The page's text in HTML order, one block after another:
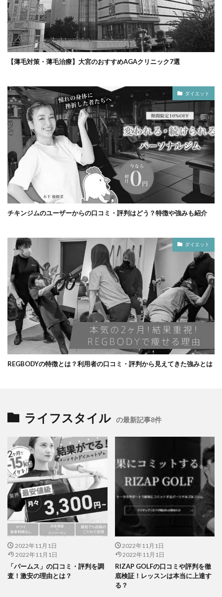
【薄毛対策・薄毛治療】大宮のおすすめAGAクリニック7選
ダイエット
チキンジムのユーザーからの口コミ・評判はどう？特徴や強みも紹介
ダイエット
REGBODYの特徴とは？利用者の口コミ・評判から見えてきた強みとは
ライフスタイル の最新記事8件
2022年11月1日
2022年11月1日
「パームス」の口コミ・評判を調
査！激安の理由とは？
2022年11月1日
2022年11月1日
RIZAP GOLFの口コミや評判を徹
底検証！レッスンは本当に上達す
る？